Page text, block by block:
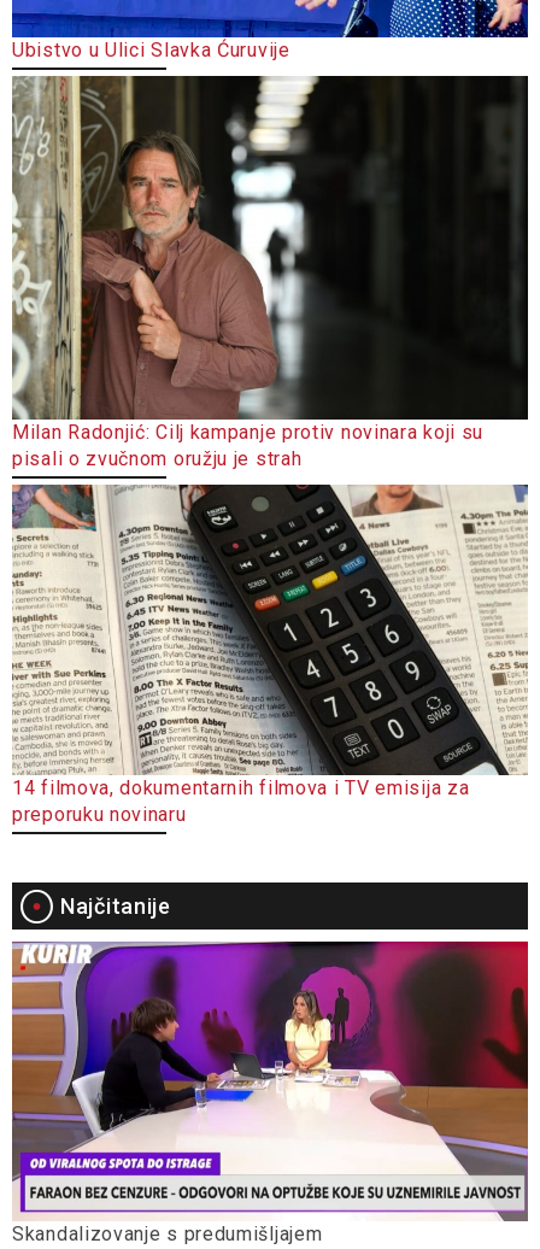
Ubistvo u Ulici Slavka Ćuruvije
Milan Radonjić: Cilj kampanje protiv novinara koji su
pisali o zvučnom oružju je strah
14 filmova, dokumentarnih filmova i TV emisija za
preporuku novinaru
Najčitanije
Skandalizovanje s predumišljajem